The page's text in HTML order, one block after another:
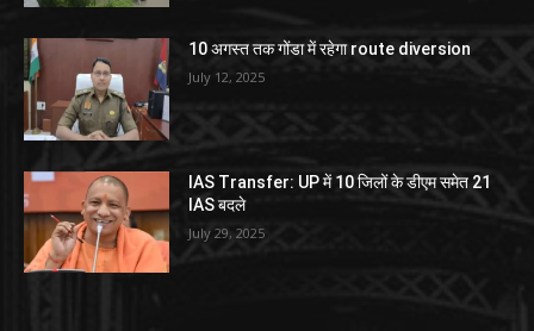
10 अगस्त तक गोंडा में रहेगा route diversion
July 12, 2025
IAS Transfer: UP में 10 जिलों के डीएम समेत 21
IAS बदले
July 29, 2025